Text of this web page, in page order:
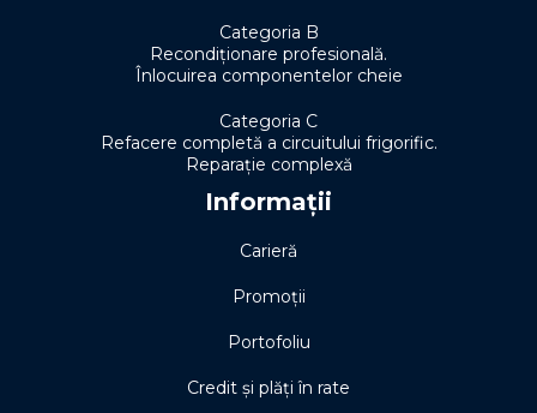
Categoria B
Recondiționare profesională.
Înlocuirea componentelor cheie
Categoria C
Refacere completă a circuitului frigorific.
Reparație complexă
Informații
Carieră
Promoții
Portofoliu
Credit și plăți în rate